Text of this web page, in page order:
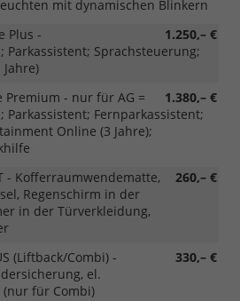
mit dynamischen Blinkern
1.250,– €
Plus -
Parkassistent; Sprachsteuerung;
1.380,– €
Premium - nur für AG =
Parkassistent; Fernparkassistent;
Online (3 Jahre);
260,– €
- Kofferraumwendematte,
Regenschirm in der
in der Türverkleidung,
330,– €
(Liftback/Combi) -
el.
für Combi)